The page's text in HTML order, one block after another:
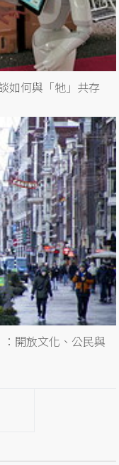
如何與「牠」共存
開放文化、公民與